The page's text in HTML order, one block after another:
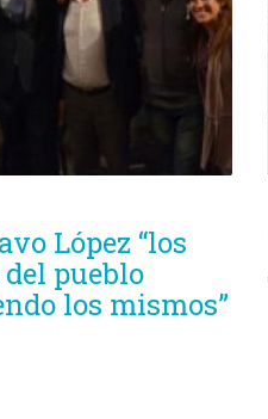
López “los
pueblo
los mismos”